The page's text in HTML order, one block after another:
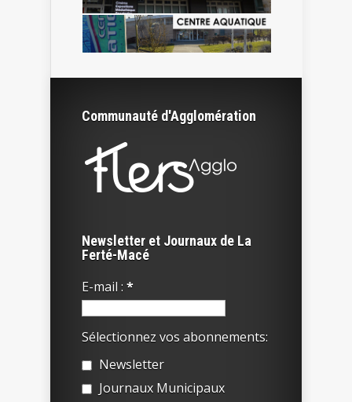
Communauté d'Agglomération
Newsletter et Journaux de La
Ferté-Macé
E-mail : *
Sélectionnez vos abonnements:
Newsletter
Journaux Municipaux